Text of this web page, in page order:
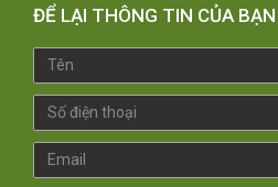
ĐỂ LẠI THÔNG TIN CỦA BẠN